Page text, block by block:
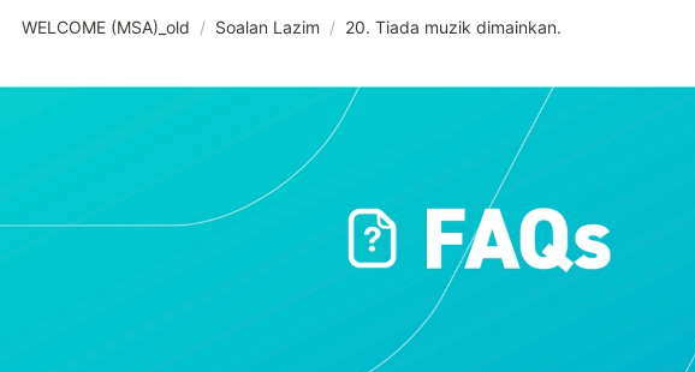
WELCOME (MSA)_old / Soalan Lazim / 20. Tiada muzik dimainkan.